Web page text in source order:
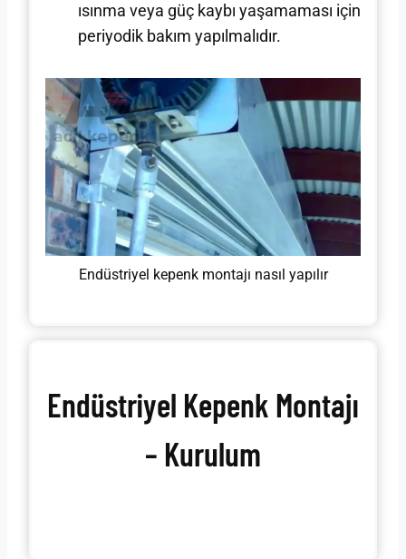
ısınma veya güç kaybı yaşamaması için
periyodik bakım yapılmalıdır.
Endüstriyel kepenk montajı nasıl yapılır
Endüstriyel Kepenk Montajı
– Kurulum